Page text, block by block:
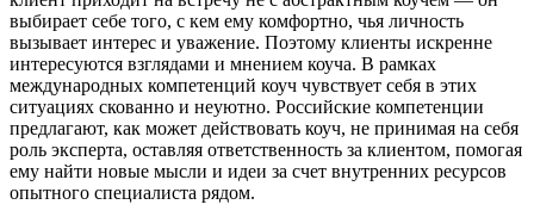
выбирает себе того, с кем ему комфортно, чья личность
вызывает интерес и уважение. Поэтому клиенты искренне
интересуются взглядами и мнением коуча. В рамках
международных компетенций коуч чувствует себя в этих
ситуациях скованно и неуютно. Российские компетенции
предлагают, как может действовать коуч, не принимая на себя
роль эксперта, оставляя ответственность за клиентом, помогая
ему найти новые мысли и идеи за счет внутренних ресурсов
опытного специалиста рядом.